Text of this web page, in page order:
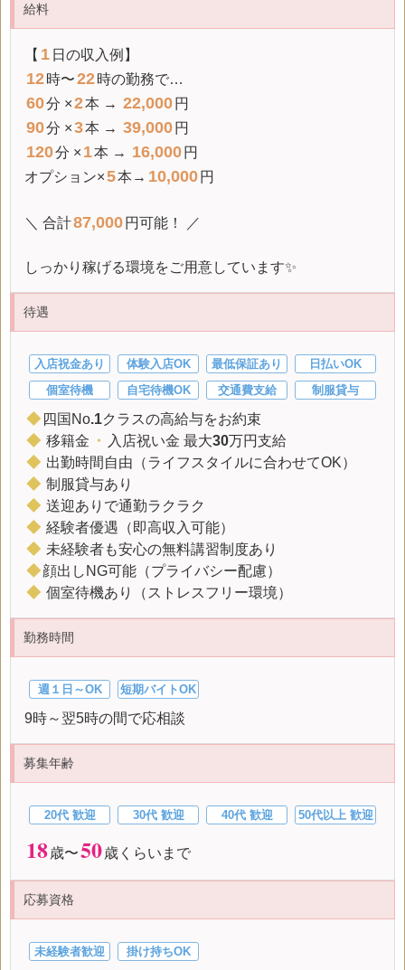
給料
【 1 日の収入例】
12時〜22時の勤務で…
60分 ×2本 → 22,000 円
90分 ×3本 → 39,000 円
120分 × 1本 → 16,000 円
オプション×5本→ 10,000 円
＼ 合計87,000 円可能！ ／
しっかり稼げる環境をご用意しています✨
待遇
入店祝金あり 体験入店OK 最低保証あり
日払いOK
個室待機
自宅待機OK 交通費支給 制服貸与
◆ 四国No.1クラスの高給与をお約束
◆ 移籍金 ・ 入店祝い金 最大30万円支給
◆ 出勤時間自由（ライフスタイルに合わせてOK）
◆ 制服貸与あり
◆ 送迎ありで通勤ラクラク
◆ 経験者優遇（即高収入可能）
◆ 未経験者も安心の無料講習制度あり
◆顔出しNG可能（プライバシー配慮）
◆ 個室待機あり（ストレスフリー環境）
勤務時間
週１日～OK 短期バイトOK
9時～翌5時の間で応相談
募集年齢
20代 歓迎 30代 歓迎 40代 歓迎 50代以上 歓迎
18歳〜50歳くらいまで
応募資格
未経験者歓迎 掛け持ちOK